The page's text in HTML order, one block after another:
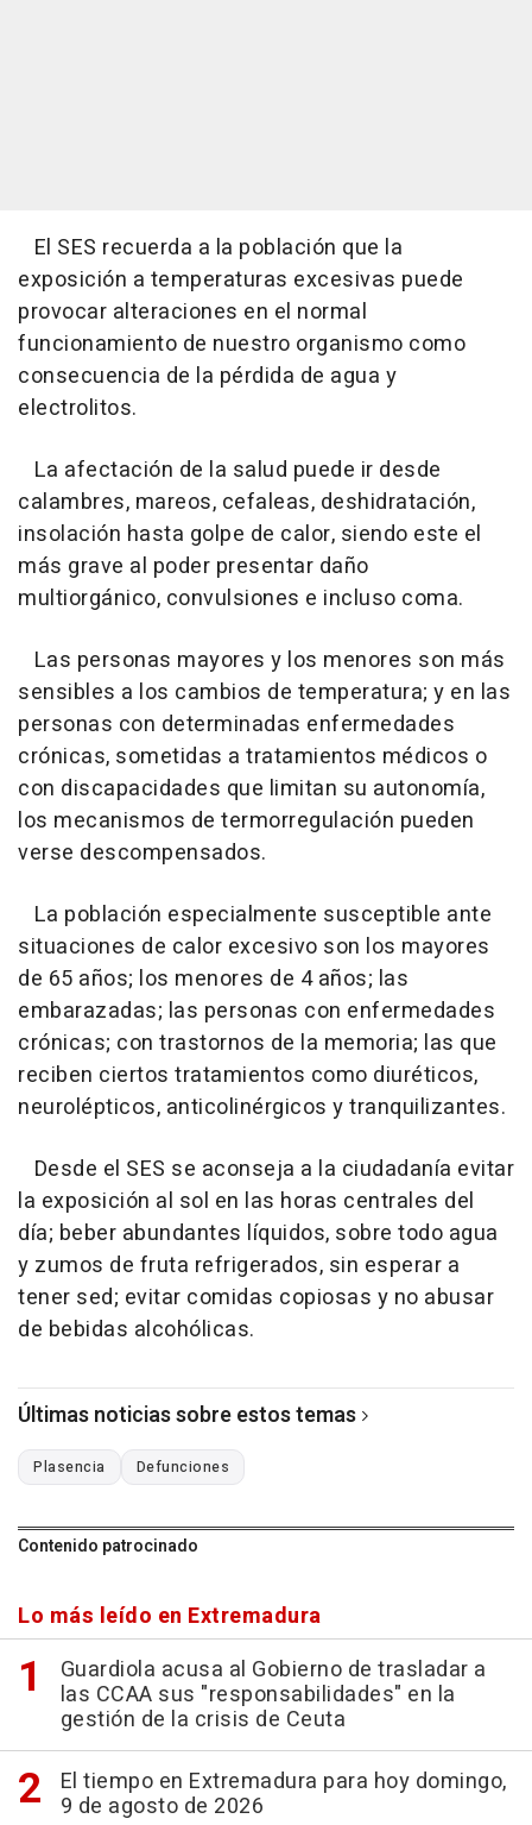
El SES recuerda a la población que la
exposición a temperaturas excesivas puede
provocar alteraciones en el normal
funcionamiento de nuestro organismo como
consecuencia de la pérdida de agua y
electrolitos.
La afectación de la salud puede ir desde
calambres, mareos, cefaleas, deshidratación,
insolación hasta golpe de calor, siendo este el
más grave al poder presentar daño
multiorgánico, convulsiones e incluso coma.
Las personas mayores y los menores son más
sensibles a los cambios de temperatura; y en las
personas con determinadas enfermedades
crónicas, sometidas a tratamientos médicos o
con discapacidades que limitan su autonomía,
los mecanismos de termorregulación pueden
verse descompensados.
La población especialmente susceptible ante
situaciones de calor excesivo son los mayores
de 65 años; los menores de 4 años; las
embarazadas; las personas con enfermedades
crónicas; con trastornos de la memoria; las que
reciben ciertos tratamientos como diuréticos,
neurolépticos, anticolinérgicos y tranquilizantes.
Desde el SES se aconseja a la ciudadanía evitar
la exposición al sol en las horas centrales del
día; beber abundantes líquidos, sobre todo agua
y zumos de fruta refrigerados, sin esperar a
tener sed; evitar comidas copiosas y no abusar
de bebidas alcohólicas.
Últimas noticias sobre estos temas
Plasencia Defunciones
Contenido patrocinado
Lo más leído en Extremadura
Guardiola acusa al Gobierno de trasladar a
las CCAA sus "responsabilidades" en la
gestión de la crisis de Ceuta
El tiempo en Extremadura para hoy domingo,
9 de agosto de 2026